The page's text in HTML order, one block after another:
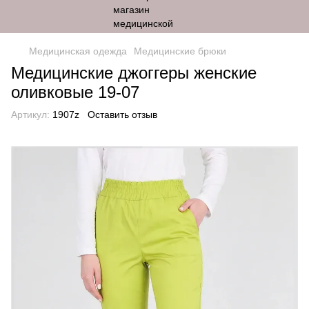
Медицинская одежда Медицинские брюки
Медицинские джоггеры женские
оливковые 19-07
Артикул: 1907z Оставить отзыв